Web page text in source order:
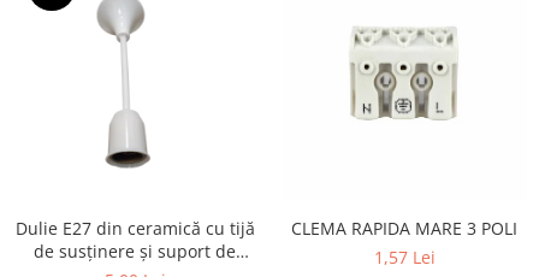
Dulie E27 din ceramică cu tijă
de susținere și suport de
CLEMA RAPIDA MARE 3 POLI
1,57 Lei